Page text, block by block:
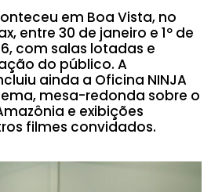
em Boa Vista, no
entre 30 de janeiro e 1º de
com salas lotadas e
do público. A
ainda a Oficina NINJA
mesa-redonda sobre o
e exibições
filmes convidados.